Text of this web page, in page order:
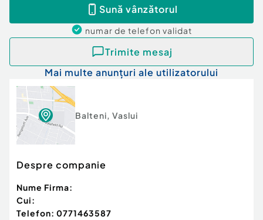
Sună vânzătorul
numar de telefon validat
Trimite mesaj
Mai multe anunțuri ale utilizatorului
Balteni, Vaslui
Despre companie
Nume Firma:
Cui:
Telefon: 0771463587